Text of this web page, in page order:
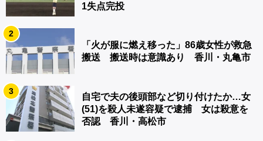
1失点完投
2
「火が服に燃え移った」86歳女性が救急
搬送 搬送時は意識あり 香川・丸亀市
3
自宅で夫の後頭部など切り付けたか…女
(51)を殺人未遂容疑で逮捕 女は殺意を
否認 香川・高松市